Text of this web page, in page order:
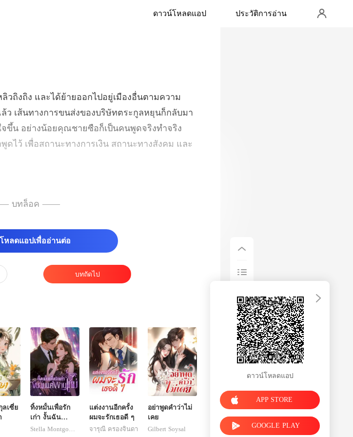
ดาวน์โหลดแอป ประวัติการอ่าน
ล้ว เส้นทางการขนส่งของบริษัทตระกูลหยุนก็กลับมา
จขึ้น อย่างน้อยคุณชายซือก็เป็นคน
บทล็อค ——
หลดแอปเพื่ออ่านต่อ
บทถัดไป
ลเซี่ย
ทิ้งหมั้นเพื่อรัก
เก่า งั้นฉัน
แต่งงานใหม่
แต่งงานอีกครั้ง
ผมจะรักเธอดี ๆ
จารุณี ครองจินดา
อย่าพูดคำว่าไม่
เคย
Gilbert Soysal
ดาวน์โหลดแอป
APP STORE
GOOGLE PLAY